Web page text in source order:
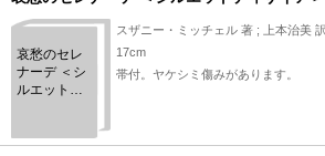
哀愁のセレ
ナーデ ＜シ
ルエットデ
スザニー・ミッチェル 著 ; 上本治美
17cm
帯付。ヤケシミ傷みがあります。